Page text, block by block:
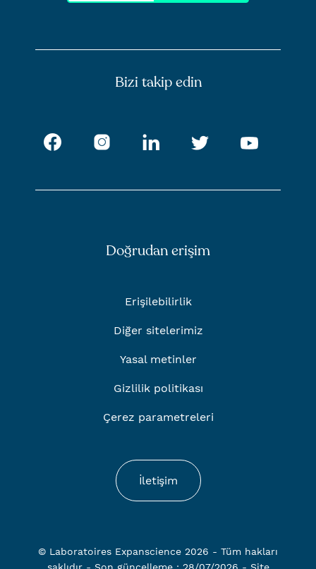
Bizi takip edin
Facebook Instagram LinkedIn Twitter
Doğrudan erişim
Erişilebilirlik
Diğer sitelerimiz
Yasal metinler
Gizlilik politikası
Çerez parametreleri
İletişim
© Laboratoires Expanscience 2026 - Tüm hakları